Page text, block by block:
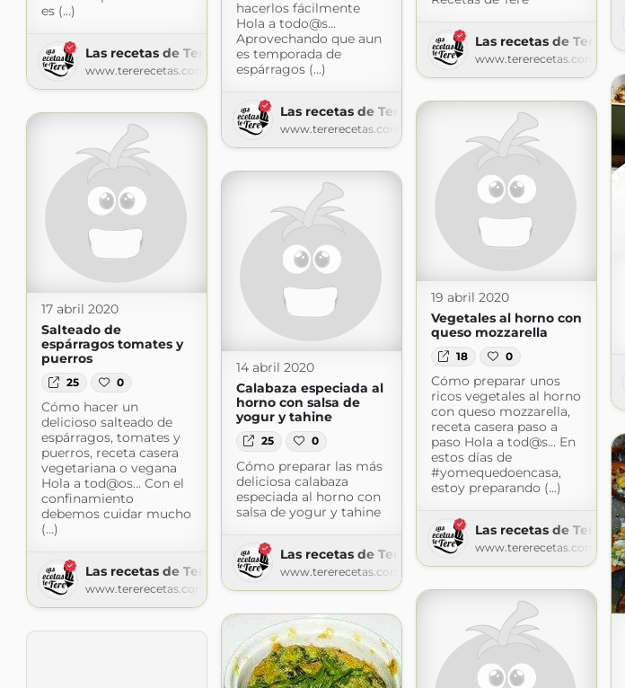
Las recetas de Tere
www.tererecetas.com
es (...)
Las recetas de Tere
www.tererecetas.com
hacerlos fácilmente
Hola a todo@s…
Aprovechando que aun
es temporada de
espárragos (...)
Las recetas de Tere
www.tererecetas.com
19 abril 2020
Vegetales al horno con
queso mozzarella
18 0
Cómo preparar unos
ricos vegetales al horno
con queso mozzarella,
receta casera paso a
paso Hola a tod@s… En
estos días de
#yomequedoencasa,
estoy preparando (...)
Las recetas de Tere
www.tererecetas.com
17 abril 2020
Salteado de
espárragos tomates y
puerros
25 0
Cómo hacer un
delicioso salteado de
espárragos, tomates y
puerros, receta casera
vegetariana o vegana
Hola a tod@os… Con el
confinamiento
debemos cuidar mucho
(...)
Las recetas de Tere
www.tererecetas.com
14 abril 2020
Calabaza especiada al
horno con salsa de
yogur y tahine
25 0
Cómo preparar las más
deliciosa calabaza
especiada al horno con
salsa de yogur y tahine
Las recetas de Tere
www.tererecetas.com